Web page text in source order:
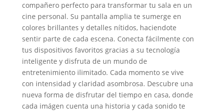
compañero perfecto para transformar tu sala en un
cine personal. Su pantalla amplia te sumerge en
colores brillantes y detalles nítidos, haciendote
sentir parte de cada escena. Conecta fácilmente con
tus dispositivos favoritos gracias a su tecnología
inteligente y disfruta de un mundo de
entretenimiento ilimitado. Cada momento se vive
con intensidad y claridad asombrosa. Descubre una
nueva forma de disfrutar del tiempo en casa, donde
cada imágen cuenta una historia y cada sonido te